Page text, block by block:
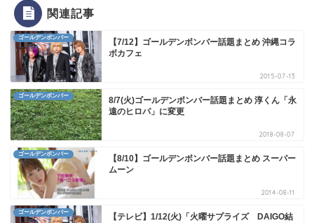
関連記事
ゴールデンボンバー
【7/12】ゴールデンボンバー話題まとめ 沖縄コラ
ボカフェ
2015-07-13
ゴールデンボンバー
8/7(火)ゴールデンボンバー話題まとめ 淳くん「永
遠のヒロパ」に変更
2018-08-07
ゴールデンボンバー
【8/10】ゴールデンボンバー話題まとめ スーパー
ムーン
2014-08-11
ゴールデンボンバー
【テレビ】1/12(火)「火曜サプライズ DAIGO結